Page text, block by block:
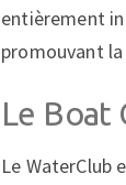
entièrement
promouvant
Le Boat
Le WaterClub